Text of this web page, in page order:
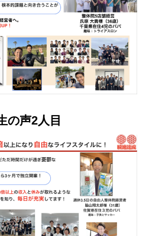
の声2人目